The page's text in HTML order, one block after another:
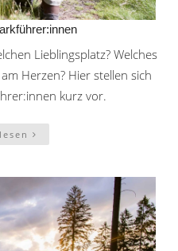
Lieblingsplatz? Welches
Herzen? Hier stellen sich
kurz vor.